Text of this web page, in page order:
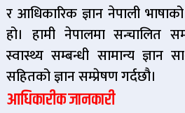
र आधिकारिक ज्ञान नेपाली
हो। हामी नेपालमा सन्चालित
स्वास्थ्य सम्बन्धी सामान्य ज्ञान
सहितको ज्ञान सम्प्रेषण गर्दछौ।
आधिकारीक जानकारी